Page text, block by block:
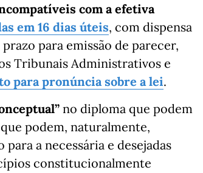
com a efetiva
em 16 dias úteis, com dispensa
para emissão de parecer,
Tribunais Administrativos e
para pronúncia sobre a lei.
no diploma que podem
podem, naturalmente,
a necessária e desejadas
constitucionalmente